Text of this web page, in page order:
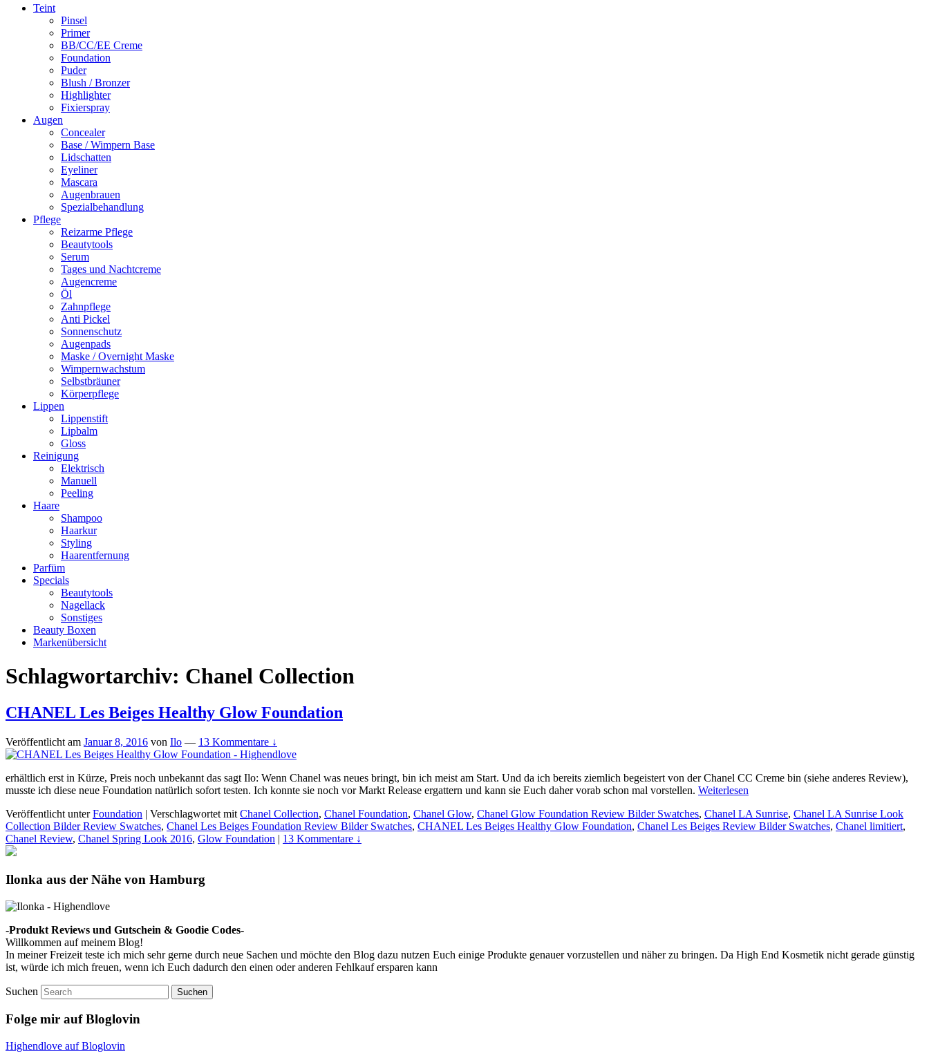
Primäres
Teint
Pinsel
Primer
BB/CC/EE Creme
Foundation
Puder
Blush / Bronzer
Highlighter
Fixierspray
Augen
Concealer
Base / Wimpern Base
Lidschatten
Eyeliner
Mascara
Augenbrauen
Spezialbehandlung
Pflege
Reizarme Pflege
Beautytools
Serum
Tages und Nachtcreme
Augencreme
Öl
Zahnpflege
Anti Pickel
Sonnenschutz
Augenpads
Maske / Overnight Maske
Wimpernwachstum
Selbstbräuner
Körperpflege
Lippen
Lippenstift
Lipbalm
Gloss
Reinigung
Elektrisch
Manuell
Peeling
Haare
Shampoo
Haarkur
Styling
Haarentfernung
Parfüm
Specials
Beautytools
Nagellack
Sonstiges
Beauty Boxen
Markenübersicht
Schlagwortarchiv: Chanel Collection
CHANEL Les Beiges Healthy Glow Foundation
Veröffentlicht am Januar 8, 2016 von Ilo — 13 Kommentare ↓
erhältlich erst in Kürze, Preis noch unbekannt das sagt Ilo: Wenn Chanel was neues bringt, bin ich meist am Start. Und da ich bereits ziemlich begeistert von der Chanel CC Creme bin (siehe anderes Review),
musste ich diese neue Foundation natürlich sofort testen. Ich konnte sie noch vor Markt Release ergattern und kann sie Euch daher vorab schon mal vorstellen. Weiterlesen
Veröffentlicht unter Foundation | Verschlagwortet mit Chanel Collection, Chanel Foundation, Chanel Glow, Chanel Glow Foundation Review Bilder Swatches, Chanel LA Sunrise, Chanel LA Sunrise Look
Collection Bilder Review Swatches, Chanel Les Beiges Foundation Review Bilder Swatches, CHANEL Les Beiges Healthy Glow Foundation, Chanel Les Beiges Review Bilder Swatches, Chanel limitiert,
Chanel Review, Chanel Spring Look 2016, Glow Foundation | 13 Kommentare ↓
Ilonka aus der Nähe von Hamburg
-Produkt Reviews und Gutschein & Goodie Codes-
Willkommen auf meinem Blog!
In meiner Freizeit teste ich mich sehr gerne durch neue Sachen und möchte den Blog dazu nutzen Euch einige Produkte genauer vorzustellen und näher zu bringen. Da High End Kosmetik nicht gerade günstig
ist, würde ich mich freuen, wenn ich Euch dadurch den einen oder anderen Fehlkauf ersparen kann
Suchen
Folge mir auf Bloglovin
Highendlove auf Bloglovin